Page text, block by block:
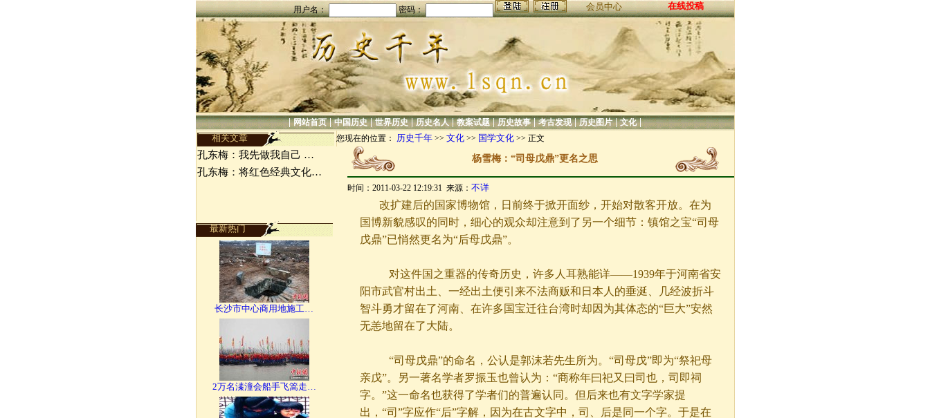
用户名： 密码： 会员中心 在线投稿
|网站首页|中国历史|世界历史|历史名人|教案试题|历史故事|考古发现|历史图片|文化|
相关文章
您现在的位置： 历史千年>> 文化>> 国学文化>> 正文
孔东梅：我先做我自己 …
孔东梅：将红色经典文化…
最新热门
长沙市中心商用地施工…
2万名溱潼会船手飞篙走…
杨雪梅：“司母戊鼎”更名之思
时间：2011-03-22 12:19:31 来源： 不详
改扩建后的国家博物馆，日前终于掀开面纱，开始对散客开放。在为
国博新貌感叹的同时，细心的观众却注意到了另一个细节：镇馆之宝“司母
戊鼎”已悄然更名为“后母戊鼎”。
对这件国之重器的传奇历史，许多人耳熟能详——1939年于河南省安
阳市武官村出土、一经出土便引来不法商贩和日本人的垂涎、几经波折斗
智斗勇才留在了河南、在许多国宝迁往台湾时却因为其体态的“巨大”安然
无恙地留在了大陆。
“司母戊鼎”的命名，公认是郭沫若先生所为。“司母戊”即为“祭祀母
亲戊”。另一著名学者罗振玉也曾认为：“商称年曰祀又曰司也，司即祠
字。”这一命名也获得了学者们的普遍认同。但后来也有文字学家提
出，“司”字应作“后”字解，因为在古文字中，司、后是同一个字。于是在